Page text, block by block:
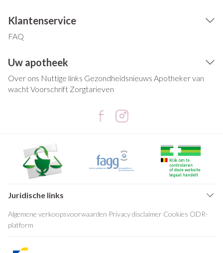
Klantenservice
FAQ
Uw apotheek
Over ons Nuttige links Gezondheidsnieuws Apotheker van
wachtVoorschrift Zorgtarieven
Juridische links
Algemene verkoopsvoorwaarden Privacy disclaimer Cookies ODR-
platform